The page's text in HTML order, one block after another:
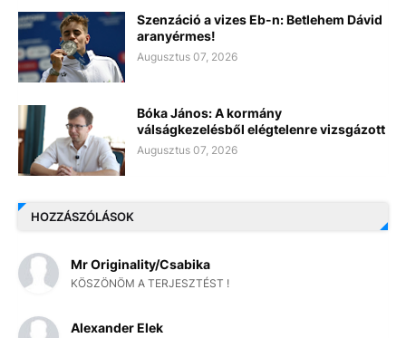
Szenzáció a vizes Eb-n: Betlehem Dávid
aranyérmes!
Augusztus 07, 2026
Bóka János: A kormány
válságkezelésből elégtelenre vizsgázott
Augusztus 07, 2026
HOZZÁSZÓLÁSOK
Mr Originality/Csabika
KÖSZÖNÖM A TERJESZTÉST !
Alexander Elek